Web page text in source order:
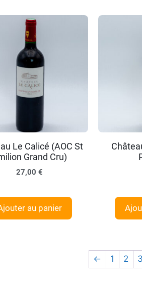
Le Calicé (AOC St
Grand Cru)
27,00€
au panier
← 1 2 3